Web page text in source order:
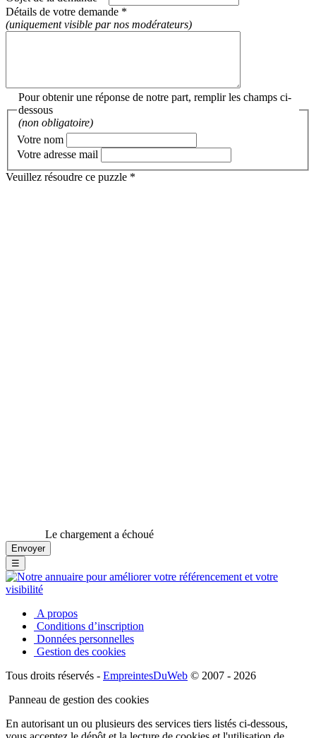
Détails de votre demande *
(uniquement visible par nos modérateurs)
Pour obtenir une réponse de notre part, remplir les champs ci-
dessous
(non obligatoire)
Votre nom
Votre adresse mail
Veuillez résoudre ce puzzle *
Le chargement a échoué
☰
A propos
Conditions d’inscription
Données personnelles
Gestion des cookies
Tous droits réservés - EmpreintesDuWeb © 2007 - 2026
Panneau de gestion des cookies
En autorisant un ou plusieurs des services tiers listés ci-dessous,